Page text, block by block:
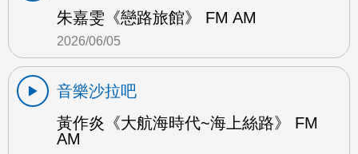
朱嘉雯《戀路旅館》 FM AM
2026/06/05
音樂沙拉吧
黃作炎《大航海時代~海上絲路》 FM
AM